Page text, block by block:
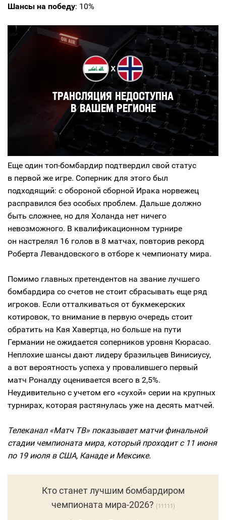
Шансы на победу: 10%
Еще один топ-бомбардир подтвердил свой статус
в первой же игре. Соперник для этого был
подходящий: с обороной сборной Ирака норвежец
расправился без особых проблем. Дальше должно
быть сложнее, но для Холанда нет ничего
невозможного. В квалификационном турнире
он настрелял 16 голов в 8 матчах, повторив рекорд
Роберта Левандовского в отборе к чемпионату мира.
Помимо главных претендентов на звание лучшего
бомбардира со счетов не стоит сбрасывать еще ряд
игроков. Если отталкиваться от букмекерских
котировок, то внимание в первую очередь стоит
обратить на Кая Хавертца, но больше на пути
Германии не ожидается соперников уровня Кюрасао.
Неплохие шансы дают лидеру бразильцев Винисиусу,
а вот вероятность успеха у провалившего первый
матч Роналду оценивается всего в 2,5%.
Неудивительно с учетом его «сухой» серии на крупных
турнирах, которая растянулась уже на десять матчей.
Телеканал «Матч ТВ» показывает матчи финальной
стадии чемпионата мира, который проходит с 11 июня
по 19 июля в США, Канаде и Мексике.
Кто станет лучшим бомбардиром
чемпионата мира-2026?
11111